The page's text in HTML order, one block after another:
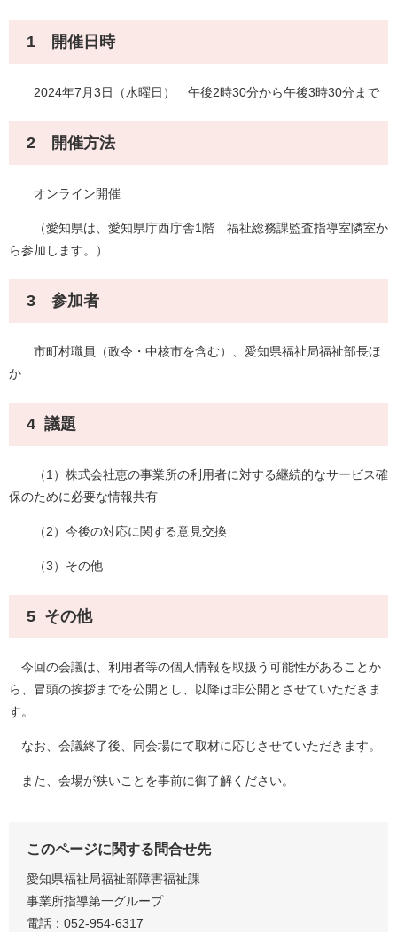
1 開催日時
2024年7月3日（水曜日） 午後2時30分から午後3時30分まで
2 開催方法
オンライン開催
（愛知県は、愛知県庁西庁舎1階 福祉総務課監査指導室隣室か
ら参加します。）
3 参加者
市町村職員（政令・中核市を含む）、愛知県福祉局福祉部長ほ
か
4 議題
（1）株式会社恵の事業所の利用者に対する継続的なサービス確
保のために必要な情報共有
（2）今後の対応に関する意見交換
（3）その他
5 その他
今回の会議は、利用者等の個人情報を取扱う可能性があることか
ら、冒頭の挨拶までを公開とし、以降は非公開とさせていただきま
す。
なお、会議終了後、同会場にて取材に応じさせていただきます。
また、会場が狭いことを事前に御了解ください。
このページに関する問合せ先
愛知県福祉局福祉部障害福祉課
事業所指導第一グループ
電話：052-954-6317